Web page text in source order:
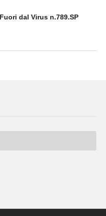
Fuori dal Virus n.789.SP